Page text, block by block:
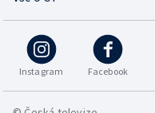
Instagram Facebook